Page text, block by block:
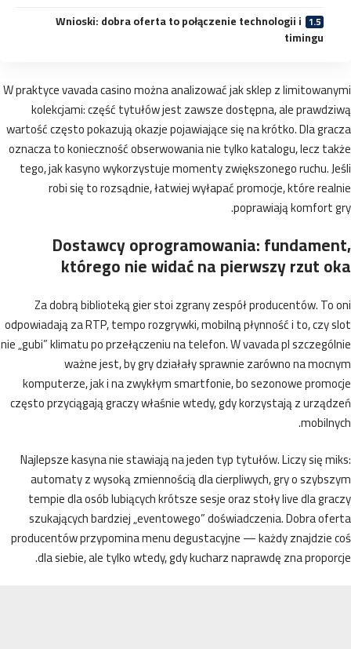
Wnioski: dobra oferta to połączenie technologii i
timingu
W praktyce vavada casino można analizować jak sklep z
kolekcjami: część tytułów jest zawsze dostępna, ale
wartość często pokazują okazje pojawiające się na krótko. Dla
oznacza to konieczność obserwowania nie tylko katalogu, lecz
tego, jak kasyno wykorzystuje momenty zwiększonego ruchu.
robi się to rozsądnie, łatwiej wyłapać promocje, które
poprawiają komfort
Dostawcy oprogramowania:
którego nie widać na pierwszy rzut
Za dobrą biblioteką gier stoi zgrany zespół producentów.
odpowiadają za RTP, tempo rozgrywki, mobilną płynność i to, czy
nie „gubi” klimatu po przełączeniu na telefon. W vavada pl
ważne jest, by gry działały sprawnie zarówno na
komputerze, jak i na zwykłym smartfonie, bo sezonowe
często przyciągają graczy właśnie wtedy, gdy korzystają z
Najlepsze kasyna nie stawiają na jeden typ tytułów. Liczy się
automaty z wysoką zmiennością dla cierpliwych, gry o
tempie dla osób lubiących krótsze sesje oraz stoły live dla
szukających bardziej „eventowego” doświadczenia. Dobra
producentów przypomina menu degustacyjne — każdy znajdzie
dla siebie, ale tylko wtedy, gdy kucharz naprawdę zna